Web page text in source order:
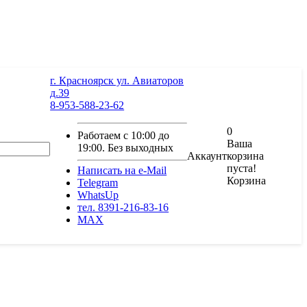
г. Красноярск ул. Авиаторов
д.39
8-953-588-23-62
Работаем с 10:00 до
19:00. Без выходных
Написать на e-Mail
Telegram
WhatsUp
тел. 8391-216-83-16
MAX
Аккаунт
0
Ваша
корзина
пуста!
Корзина